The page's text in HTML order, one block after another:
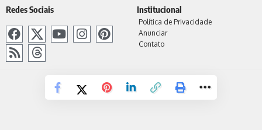
Redes Sociais Institucional
Política de Privacidade
Anunciar
Contato